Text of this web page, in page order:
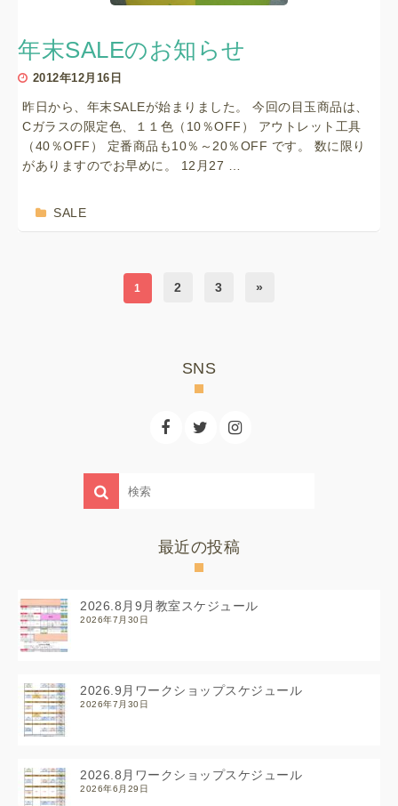
年末SALEのお知らせ
2012年12月16日
昨日から、年末SALEが始まりました。 今回の目玉商品は、
Cガラスの限定色、１１色（10％OFF） アウトレット工具
（40％OFF） 定番商品も10％～20％OFF です。 数に限り
がありますのでお早めに。 12月27 …
SALE
1 2 3 »
SNS
最近の投稿
2026.8月9月教室スケジュール
2026年7月30日
2026.9月ワークショップスケジュール
2026年7月30日
2026.8月ワークショップスケジュール
2026年6月29日